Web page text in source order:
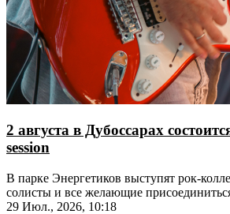
2 августа в Дубоссарах
session
В парке Энергетиков выступят рок-
солисты и все желающие
импровизации
29 Июл., 2026, 10:18